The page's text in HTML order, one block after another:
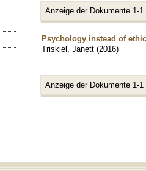
Anzeige der Dokumente 1-1
Psychology instead of
Triskiel, Janett (2016)
Anzeige der Dokumente 1-1